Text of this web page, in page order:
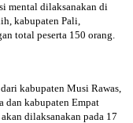
mental dilaksanakan di
kabupaten Pali,
total peserta 150 orang.
kabupaten Musi Rawas,
dan kabupaten Empat
dilaksanakan pada 17